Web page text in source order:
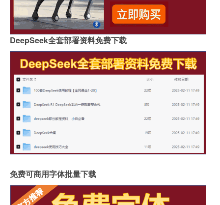
DeepSeek全套部署资料免费下载
免费可商用字体批量下载